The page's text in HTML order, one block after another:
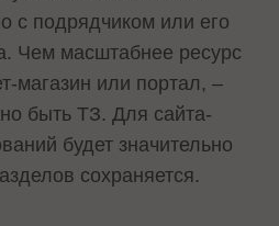
с подрядчиком или его
Чем масштабнее ресурс
магазин или портал, –
быть ТЗ. Для сайта-
будет значительно
сохраняется.